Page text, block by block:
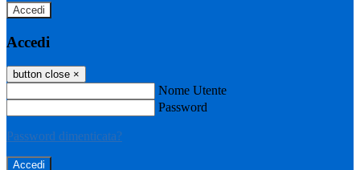
Accedi
Accedi
button close ×
Nome Utente
Password
Password dimenticata?